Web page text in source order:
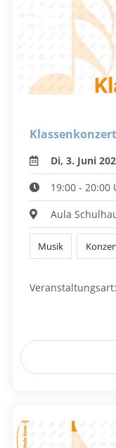
Di, 3. Juni
19:00 - 20:00
Aula
Musik
Veranstaltungsart: